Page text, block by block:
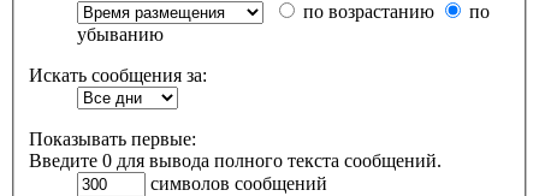
по возрастанию
по
убыванию
Искать сообщения за:
Показывать первые:
Введите 0 для вывода полного текста сообщений.
символов сообщений